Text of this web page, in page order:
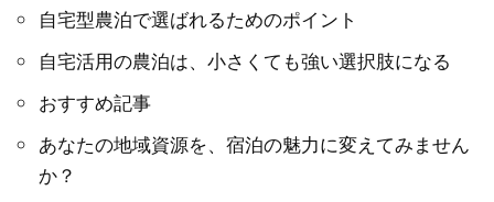
自宅型農泊で選ばれるためのポイント
自宅活用の農泊は、小さくても強い選択肢になる
おすすめ記事
あなたの地域資源を、宿泊の魅力に変えてみません
か？